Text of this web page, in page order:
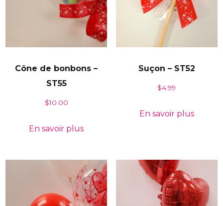
Cône de bonbons –
ST55
$10.00
En savoir plus
Suçon – ST52
$4.99
En savoir plus